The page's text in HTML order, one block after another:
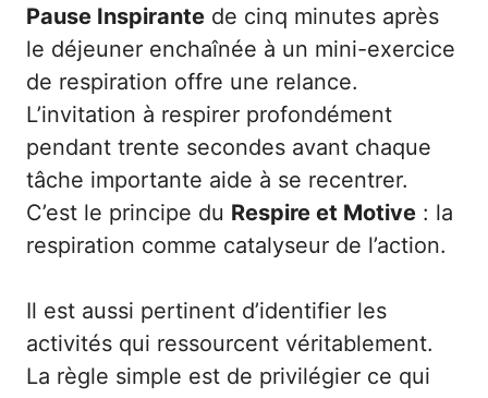
Pause Inspirante de cinq minutes après
le déjeuner enchaînée à un mini-exercice
de respiration offre une relance.
L’invitation à respirer profondément
pendant trente secondes avant chaque
tâche importante aide à se recentrer.
C’est le principe du Respire et Motive : la
respiration comme catalyseur de l’action.
Il est aussi pertinent d’identifier les
activités qui ressourcent véritablement.
La règle simple est de privilégier ce qui